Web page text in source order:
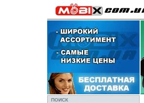
ПОИСК